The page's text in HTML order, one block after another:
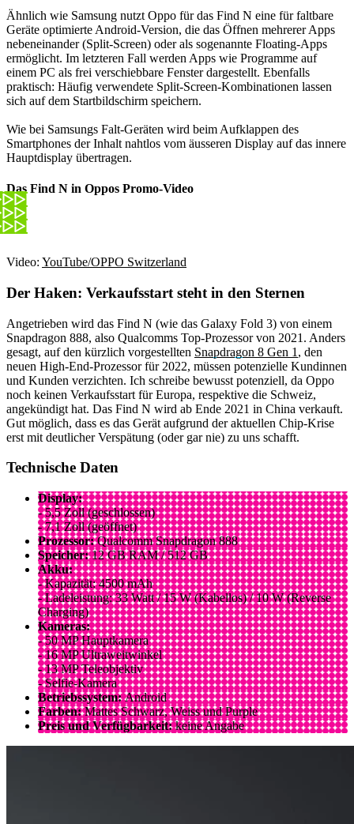
Ähnlich wie Samsung nutzt Oppo für das Find N eine für faltbare
Geräte optimierte Android-Version, die das Öffnen mehrerer Apps
nebeneinander (Split-Screen) oder als sogenannte Floating-Apps
ermöglicht. Im letzteren Fall werden Apps wie Programme auf
einem PC als frei verschiebbare Fenster dargestellt. Ebenfalls
praktisch: Häufig verwendete Split-Screen-Kombinationen lassen
sich auf dem Startbildschirm speichern.
Wie bei Samsungs Falt-Geräten wird beim Aufklappen des
Smartphones der Inhalt nahtlos vom äusseren Display auf das innere
Hauptdisplay übertragen.
Das Find N in Oppos Promo-Video
Video: YouTube/OPPO Switzerland
Der Haken: Verkaufsstart steht in den Sternen
Angetrieben wird das Find N (wie das Galaxy Fold 3) von einem
Snapdragon 888, also Qualcomms Top-Prozessor von 2021. Anders
gesagt, auf den kürzlich vorgestellten Snapdragon 8 Gen 1 , den
neuen High-End-Prozessor für 2022, müssen potenzielle Kundinnen
und Kunden verzichten. Ich schreibe bewusst potenziell, da Oppo
noch keinen Verkaufsstart für Europa, respektive die Schweiz,
angekündigt hat. Das Find N wird ab Ende 2021 in China verkauft.
Gut möglich, dass es das Gerät aufgrund der aktuellen Chip-Krise
erst mit deutlicher Verspätung (oder gar nie) zu uns schafft.
Technische Daten
Display:
- 5,5 Zoll (geschlossen)
- 7,1 Zoll (geöffnet)
Prozessor:Qualcomm Snapdragon 888
Speicher:12 GB RAM / 512 GB
Akku:
- Kapazität: 4500 mAh
- Ladeleistung: 33 Watt / 15 W (Kabellos) / 10 W (Reverse
Charging)
Kameras:
- 50 MP Hauptkamera
- 16 MP Ultraweitwinkel
- 13 MP Teleobjektiv
- Selfie-Kamera
Betriebssystem:Android
Farben:Mattes Schwarz, Weiss und Purple
Preis und Verfügbarkeit:keine Angabe